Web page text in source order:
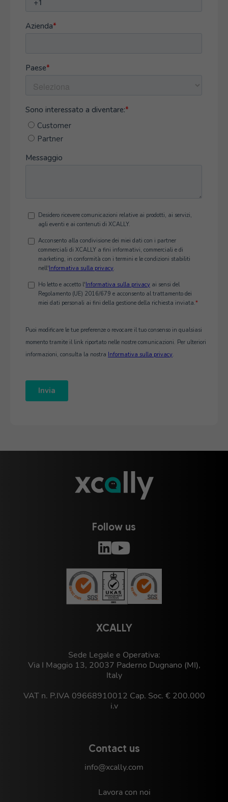
XCALLY
Sede Legale e Operativa:
Via I Maggio 13, 20037 Paderno Dugnano (MI),
Italy
VAT n. P.IVA 09668910012 Cap. Soc. € 200.000
i.v
Contact us
info@xcally.com
Lavora con noi
Follow us